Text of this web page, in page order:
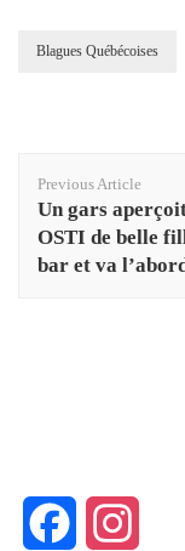
Blagues Québécoises
Navigation
Previous Article
Un gars
OSTI de belle
bar et va